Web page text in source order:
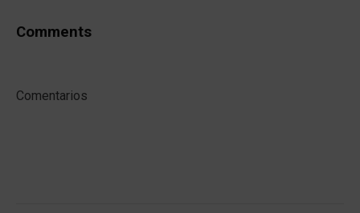
Comments
Comentarios